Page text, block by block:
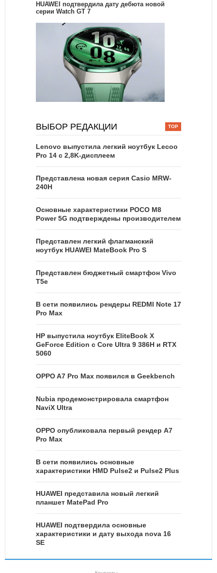
HUAWEI подтвердила дату дебюта новой
серии Watch GT 7
ВЫБОР РЕДАКЦИИ
Lenovo выпустила легкий ноутбук Lecoo
Pro 14 с 2,8K-дисплеем
Представлена новая серия Casio MRW-
240H
Основные характеристики POCO M8
Power 5G подтверждены производителем
Представлен легкий флагманский
ноутбук HUAWEI MateBook Pro S
Представлен бюджетный смартфон Vivo
T5e
В сети появились рендеры REDMI Note 17
Pro Max
HP выпустила ноутбук EliteBook X
GeForce Edition с Core Ultra 9 386H и RTX
5060
OPPO A7 Pro Max появился в Geekbench
Nubia продемонстрировала смартфон
NaviX Ultra
OPPO опубликовала первый рендер A7
Pro Max
В сети появились основные
характеристики HMD Pulse2 и Pulse2 Plus
HUAWEI представила новый легкий
планшет MatePad Pro
HUAWEI подтвердила основные
характеристики и дату выхода nova 16
SE